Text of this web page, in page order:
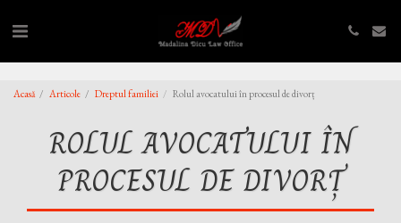
Acasă Articole Dreptul familiei Rolul avocatului în procesul de divorț
ROLUL AVOCATULUI ÎN
PROCESUL DE DIVORȚ